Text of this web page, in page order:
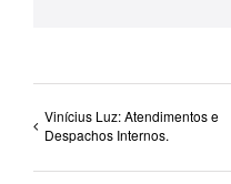
Vinícius Luz: Atendimentos e
Despachos Internos.